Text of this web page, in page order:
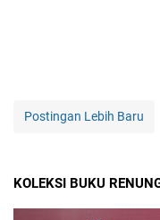
Postingan Lebih Baru
KOLEKSI BUKU